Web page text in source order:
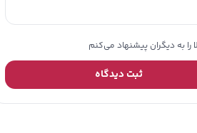
را به دیگران پیشنهاد می‌کنم
ثبت دیدگاه